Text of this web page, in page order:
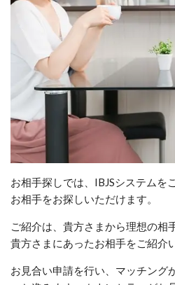
お相手探しでは、IBJSシステムを
お相手をお探しいただけます。
ご紹介は、貴方さまから理想の相
貴方さまにあったお相手をご紹介
お見合い申請を行い、マッチング